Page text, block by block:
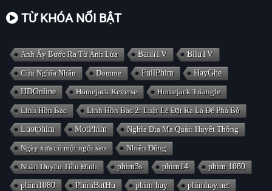
TỪ KHÓA NỔI BẬT
Anh Ấy Bước Ra Từ Ánh Lửa BanhTV BiluTV
Cửu Nghĩa Nhân Domme FullPhim HayGhe
HDOnline Homejack Reverse Homejack Triangle
Linh Hồn Bạc Linh Hồn Bạc 2: Luật Lệ Đặt Ra Là Để Phá Bỏ
Luotphim MotPhim Nghĩa Địa Ma Quái: Huyết Thống
Ngày xưa có một ngôi sao Nhiên Đông
Nhân Duyên Tiền Đình phim3s phim14 phim 1080
phim1080 PhimBatHu phim hay phimhay.net